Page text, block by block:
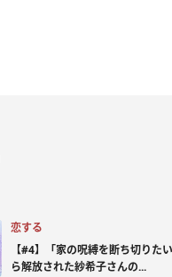
恋する
【#4】「家の呪縛を断ち切りた
ら解放された紗希子さんの...